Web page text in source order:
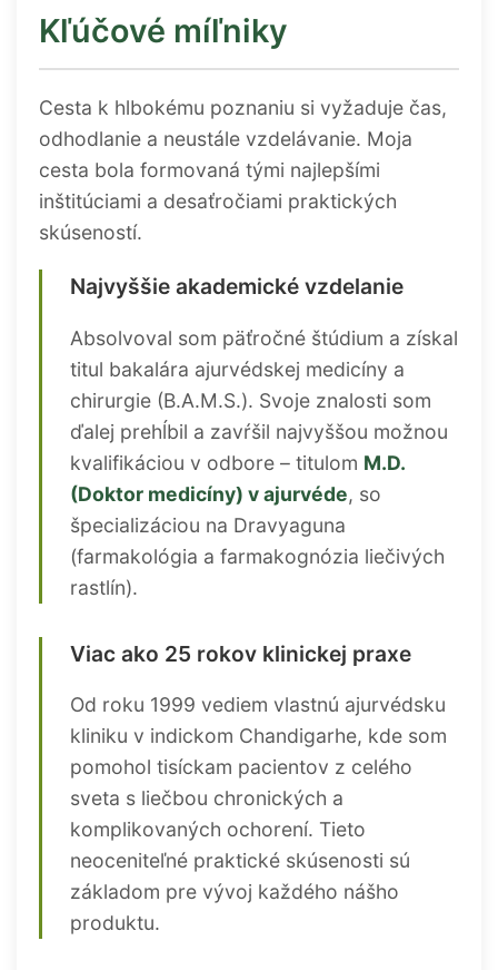
Kľúčové míľniky
Cesta k hlbokému poznaniu si vyžaduje čas,
odhodlanie a neustále vzdelávanie. Moja
cesta bola formovaná tými najlepšími
inštitúciami a desaťročiami praktických
skúseností.
Najvyššie akademické vzdelanie
Absolvoval som päťročné štúdium a získal
titul bakalára ajurvédskej medicíny a
chirurgie (B.A.M.S.). Svoje znalosti som
ďalej prehĺbil a zavŕšil najvyššou možnou
kvalifikáciou v odbore – titulom M.D.
(Doktor medicíny) v ajurvéde, so
špecializáciou na Dravyaguna
(farmakológia a farmakognózia liečivých
rastlín).
Viac ako 25 rokov klinickej praxe
Od roku 1999 vediem vlastnú ajurvédsku
kliniku v indickom Chandigarhe, kde som
pomohol tisíckam pacientov z celého
sveta s liečbou chronických a
komplikovaných ochorení. Tieto
neoceniteľné praktické skúsenosti sú
základom pre vývoj každého nášho
produktu.